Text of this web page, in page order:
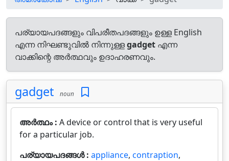
പര്യായപദങ്ങളും വിപരീതപദങ്ങളും ഉള്ള English
എന്ന നിഘണ്ടുവിൽ നിന്നുള്ളgadget എന്ന
വാക്കിന്റെ അർത്ഥവും ഉദാഹരണവും.
gadget noun
അർത്ഥം : A device or control that is very useful
for a particular job.
പര്യായപദങ്ങൾ : appliance, contraption,